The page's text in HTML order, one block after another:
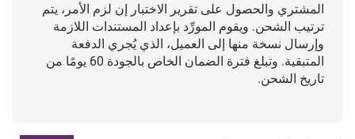
المشتري والحصول على تقرير الاختبار إن لزم الأمر، يتم
ترتيب الشحن. ويقوم المورِّد بإعداد المستندات اللازمة
وإرسال نسخة منها إلى العميل، الذي يُجري الدفعة
المتبقية. وتبلغ فترة الضمان الخاص بالجودة 60 يومًا من
تاريخ الشحن.